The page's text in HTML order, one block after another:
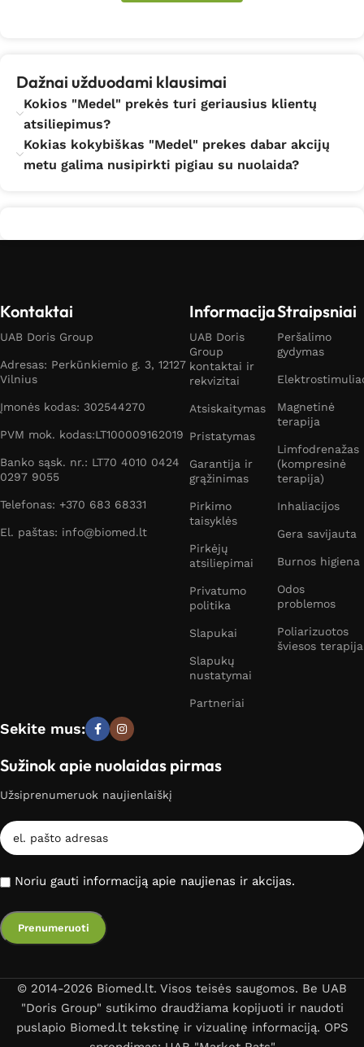
Dažnai užduodami klausimai
Kokios "Medel" prekės turi geriausius klientų
atsiliepimus?
Kokias kokybiškas "Medel" prekes dabar akcijų
metu galima nusipirkti pigiau su nuolaida?
Kontaktai
UAB Doris Group
Adresas: Perkūnkiemio g. 3, 12127
Vilnius
Įmonės kodas: 302544270
PVM mok. kodas:LT100009162019
Banko sąsk. nr.: LT70 4010 0424
0297 9055
Telefonas: +370 683 68331
El. paštas: info@biomed.lt
Informacija
UAB Doris
Group
kontaktai ir
rekvizitai
Atsiskaitymas
Pristatymas
Garantija ir
grąžinimas
Pirkimo
taisyklės
Pirkėjų
atsiliepimai
Privatumo
politika
Slapukai
Slapukų
nustatymai
Partneriai
Straipsniai
Peršalimo
gydymas
Magnetinė
terapija
Limfodrenažas
(kompresinė
terapija)
Inhaliacijos
Gera savijauta
Burnos higiena
Odos
problemos
Poliarizuotos
šviesos terapija
Sekite mus:
Sužinok apie nuolaidas pirmas
Užsiprenumeruok naujienlaiškį
Noriu gauti informaciją apie naujienas ir akcijas.
© 2014-2026 Biomed.lt. Visos teisės saugomos. Be UAB
"Doris Group" sutikimo draudžiama kopijuoti ir naudoti
puslapio Biomed.lt tekstinę ir vizualinę informaciją. OPS